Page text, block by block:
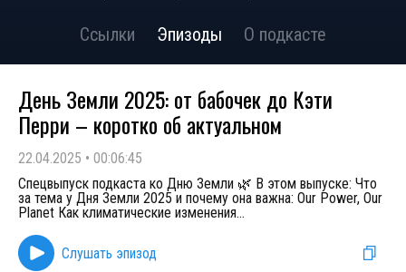
Ссылки Эпизоды О подкасте
День Земли 2025: от бабочек до Кэти
Перри – коротко об актуальном
22.04.2025 • 00:06:45
Спецвыпуск подкаста ко Дню Земли 🌿 В этом выпуске: Что
за тема у Дня Земли 2025 и почему она важна: Our Power, Our
Planet Как климатические изменения...
Слушать эпизод